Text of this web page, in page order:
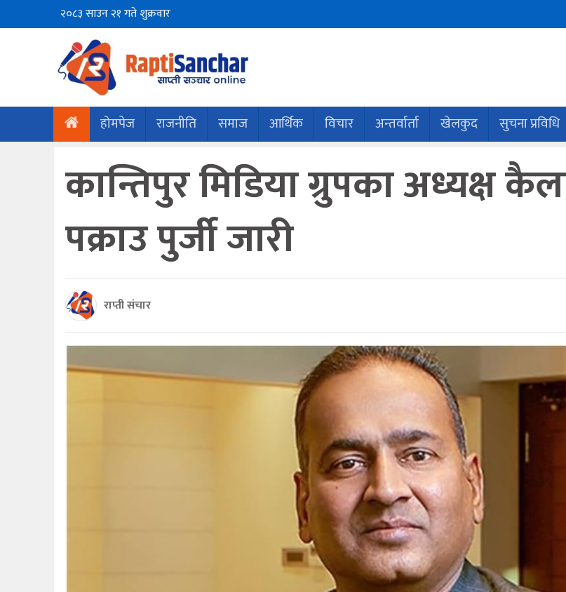
२०८३ साउन २१ गते शुक्रवार
होमपेज राजनीति समाज आर्थिक विचार अन्तर्वार्ता खेलकुद सुचना प्रविधि
कान्तिपुर मिडिया ग्रुपका अध्यक्ष
पक्राउ पुर्जी जारी
राप्ती संचार